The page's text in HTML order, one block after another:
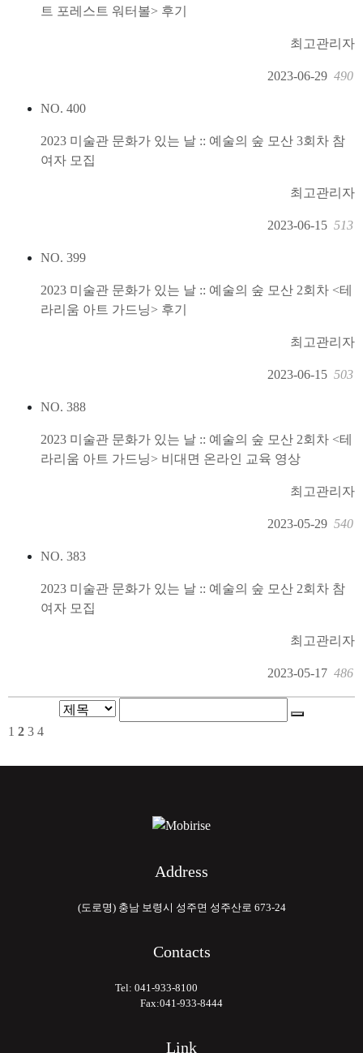
트 포레스트 워터볼> 후기
최고관리자
2023-06-29 490
NO. 400
2023 미술관 문화가 있는 날 :: 예술의 숲 모산 3회차 참
여자 모집
최고관리자
2023-06-15 513
NO. 399
2023 미술관 문화가 있는 날 :: 예술의 숲 모산 2회차 <테
라리움 아트 가드닝> 후기
최고관리자
2023-06-15 503
NO. 388
2023 미술관 문화가 있는 날 :: 예술의 숲 모산 2회차 <테
라리움 아트 가드닝> 비대면 온라인 교육 영상
최고관리자
2023-05-29 540
NO. 383
2023 미술관 문화가 있는 날 :: 예술의 숲 모산 2회차 참
여자 모집
최고관리자
2023-05-17 486
1 2 3 4
Address
(도로명) 충남 보령시 성주면 성주산로 673-24
Contacts
Tel: 041-933-8100
Fax:041-933-8444
Link